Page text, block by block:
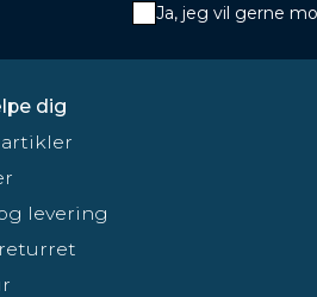
Ja, jeg vil gerne
dig
artikler
levering